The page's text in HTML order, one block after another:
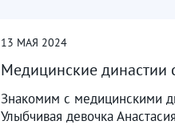
13 МАЯ 2024
Медицинские династии
Знакомим с медицинскими
Улыбчивая девочка